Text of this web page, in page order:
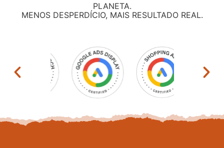
PLANETA.
MENOS DESPERDÍCIO, MAIS RESULTADO REAL.